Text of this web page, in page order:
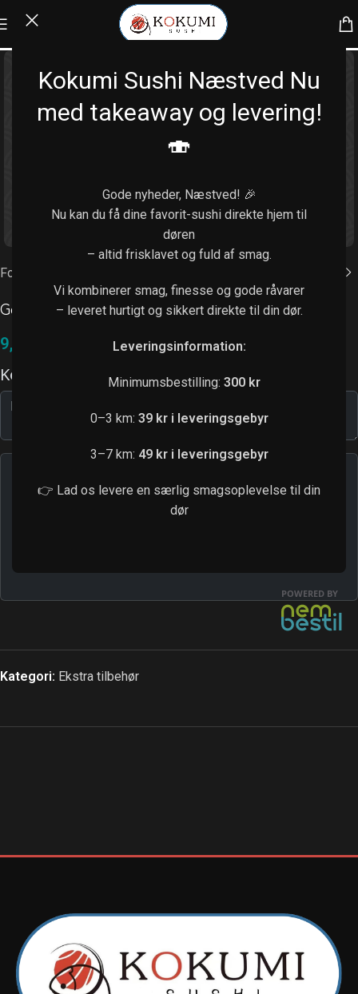
Kokumi Sushi Næstved Nu
med takeaway og levering!
🍣
Gode nyheder, Næstved! 🎉
Nu kan du få dine favorit-sushi direkte hjem til
døren
– altid frisklavet og fuld af smag.
Vi kombinerer smag, finesse og gode råvarer
– leveret hurtigt og sikkert direkte til din dør.
Leveringsinformation:
Minimumsbestilling: 300 kr
0–3 km: 39 kr i leveringsgebyr
3–7 km: 49 kr i leveringsgebyr
👉 Lad os levere en særlig smagsoplevelse til din
dør
Klik for at forstørre
Forside
Goma dressing
9,00
Kategori: Ekstra tilbehør